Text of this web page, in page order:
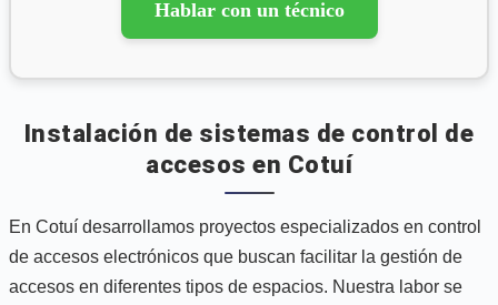
Hablar con un técnico
Instalación de sistemas de control de
accesos en Cotuí
En Cotuí desarrollamos proyectos especializados en control
de accesos electrónicos que buscan facilitar la gestión de
accesos en diferentes tipos de espacios. Nuestra labor se